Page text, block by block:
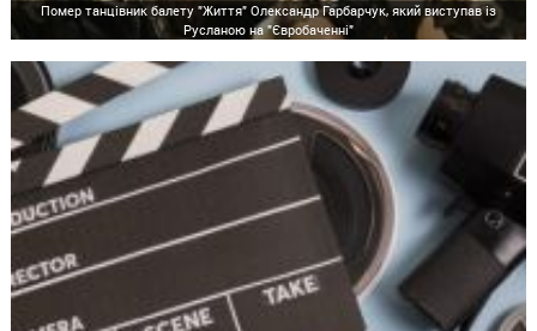
Помер танцівник балету "Життя" Олександр Гарбарчук, який виступав із
Русланою на "Євробаченні"